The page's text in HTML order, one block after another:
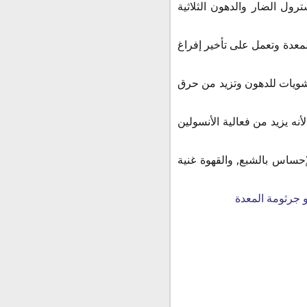
الضار والدهون الثلاثية
وتعمل على تأخير إفراغ
للدهون وتزيد من حرق
يزيد من فعالية الأنسولين
بالشبع, والقهوة غنية
جرثومة المعدة